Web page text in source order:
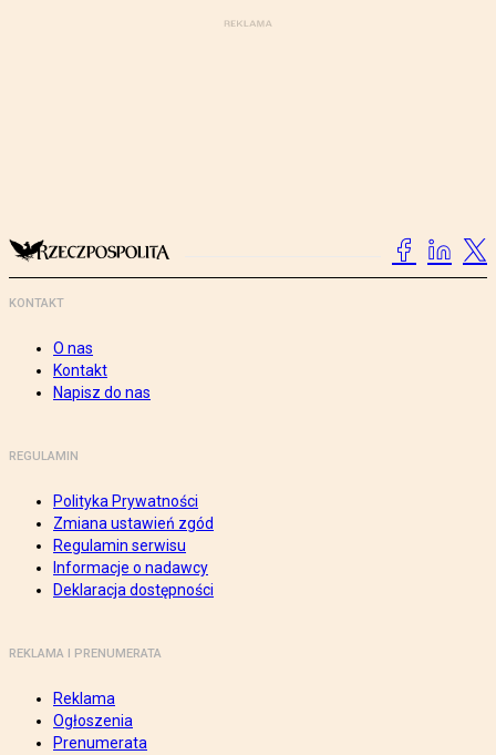
KONTAKT
O nas
Kontakt
Napisz do nas
REGULAMIN
Polityka Prywatności
Zmiana ustawień zgód
Regulamin serwisu
Informacje o nadawcy
Deklaracja dostępności
REKLAMA I PRENUMERATA
Reklama
Ogłoszenia
Prenumerata